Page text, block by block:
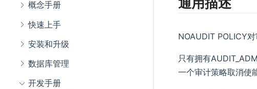
概念手册
快速上手
安装和升级
数据库管理
开发手册
NOAUDIT POLICY
只有拥有
一个审计策略取消使